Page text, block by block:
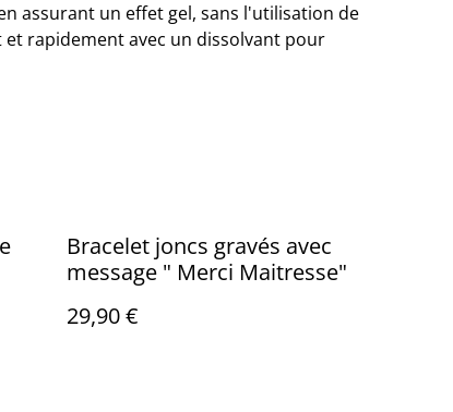
assurant un effet gel, sans l'utilisation de
et rapidement avec un dissolvant pour
Bracelet joncs gravés avec
message " Merci Maitresse"
29,90 €